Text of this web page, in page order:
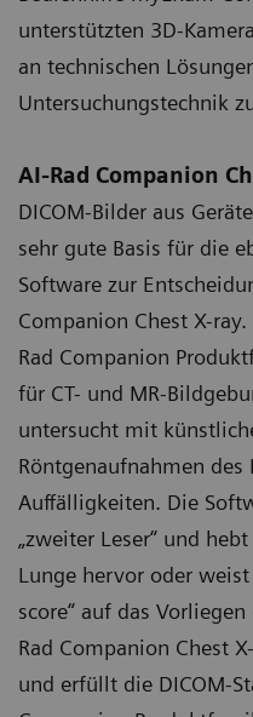
unterstützten 3D-
an technischen
Untersuchungstechnik
AI-Rad Companion
DICOM-Bilder aus
sehr gute Basis für die
Software zur
Companion Chest X-
Rad Companion
für CT- und MR-
untersucht mit
Röntgenaufnahmen des
Auffälligkeiten. Die
„zweiter Leser“ und
Lunge hervor oder
score“ auf das
Rad Companion Chest
und erfüllt die DICOM-